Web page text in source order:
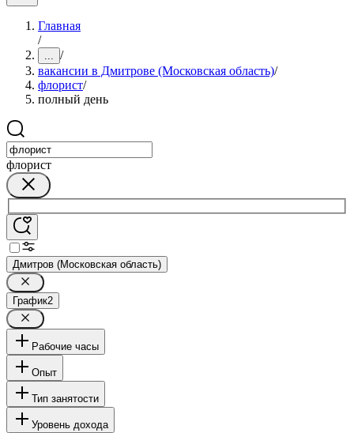
Главная
/
... /
вакансии в Дмитрове (Московская область)/
флорист/
полный день
флорист
Дмитров (Московская область)
График2
Рабочие часы
Опыт
Тип занятости
Уровень дохода